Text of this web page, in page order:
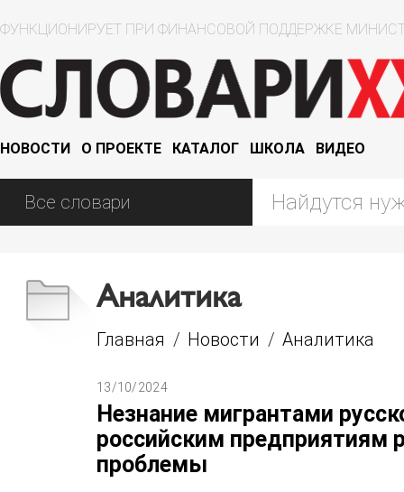
ФУНКЦИОНИРУЕТ ПРИ ФИНАНСОВОЙ ПОДДЕРЖКЕ
НОВОСТИ О ПРОЕКТЕ КАТАЛОГ ШКОЛА ВИДЕО
Аналитика
Главная / Новости / Аналитика
13/10/2024
Незнание мигрантами
российским предприятиям
проблемы